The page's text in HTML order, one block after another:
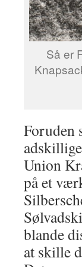
Så er
Foruden
Union
på et
blande
at skille